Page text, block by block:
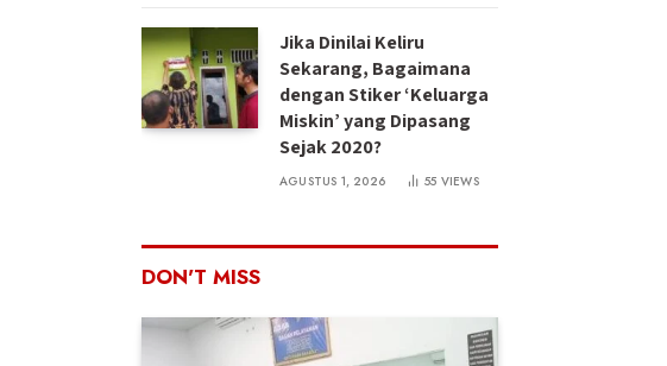
Jika Dinilai Keliru
Sekarang, Bagaimana
dengan Stiker ‘Keluarga
Miskin’ yang Dipasang
Sejak 2020?
AGUSTUS 1, 2026 55 VIEWS
DON'T MISS